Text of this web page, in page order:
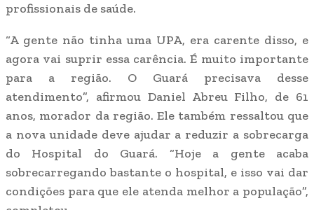
profissionais de saúde.
“A gente não tinha uma UPA, era carente disso, e
agora vai suprir essa carência. É muito importante
para a região. O Guará precisava desse
atendimento”, afirmou Daniel Abreu Filho, de 61
anos, morador da região. Ele também ressaltou que
a nova unidade deve ajudar a reduzir a sobrecarga
do Hospital do Guará. “Hoje a gente acaba
sobrecarregando bastante o hospital, e isso vai dar
condições para que ele atenda melhor a população”,